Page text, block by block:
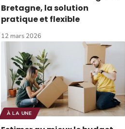
Bretagne, la solution
pratique et flexible
12 mars 2026
À LA UNE